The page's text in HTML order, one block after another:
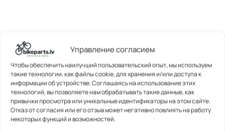
Управление согласием
Чтобы обеспечить наилучший пользовательский опыт, мы используем
такие технологии, как файлы cookie, для хранения и/или доступа к
информации об устройстве. Соглашаясь на использование этих
технологий, вы позволяете нам обрабатывать такие данные, как
привычки просмотра или уникальные идентификаторы на этом сайте.
Отказ от согласия или его отзыв может негативно повлиять на работу
некоторых функций и возможностей.